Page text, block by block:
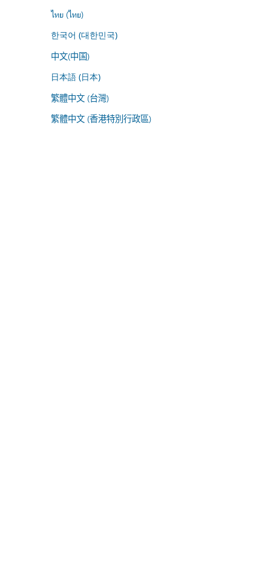
ไทย (ไทย)
한국어 (대한민국)
中文(中国)
日本語 (日本)
繁體中文 (台灣)
繁體中文 (香港特別行政區)